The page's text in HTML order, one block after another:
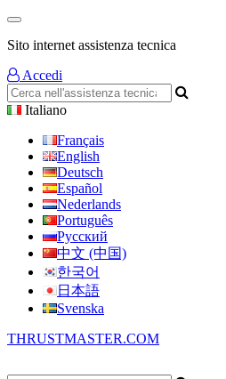
Sito internet assistenza tecnica
Accedi
Italiano
Français
English
Deutsch
Español
Nederlands
Português
Русский
中文 (中国)
한국어
日本語
Svenska
THRUSTMASTER.COM